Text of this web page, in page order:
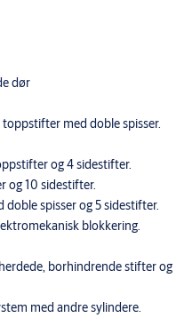
dør
med doble spisser.
og 4 sidestifter.
og 10 sidestifter.
spisser og 5 sidestifter.
blokkering.
borhindrende stifter og
med andre sylindere.